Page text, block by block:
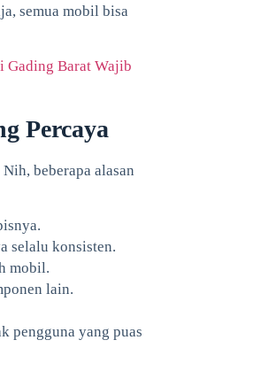
semua mobil bisa
Gading Barat Wajib
Percaya
beberapa alasan
selalu konsisten.
mobil.
lain.
pengguna yang puas